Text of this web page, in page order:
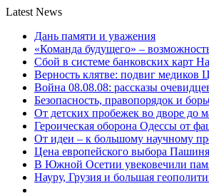
Latest News
Дань памяти и уважения
«Команда будущего» –
Сбой в системе банковских карт
Верность клятве: подвиг медиков
Война 08.08.08: рассказы
Безопасность, правопорядок и
От детских пробежек во дворе до
Героическая оборона Одессы от
От идеи – к большому научному
Цена европейского выбора
В Южной Осетии увековечили
Науру, Грузия и большая